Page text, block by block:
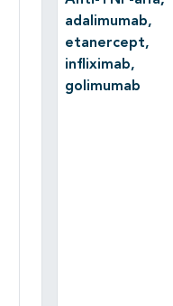
adalimumab,
etanercept,
infliximab,
golimumab